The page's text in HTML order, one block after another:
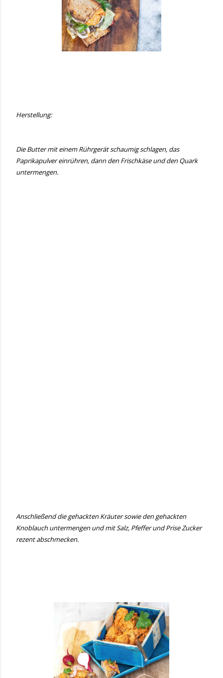
Herstellung:
Die Butter mit einem Rührgerät schaumig schlagen, das
Paprikapulver einrühren, dann den Frischkäse und den Quark
untermengen.
Anschließend die gehackten Kräuter sowie den gehackten
Knoblauch untermengen und mit Salz, Pfeffer und Prise Zucker
rezent abschmecken.